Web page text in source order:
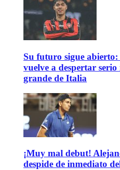
Su futuro sigue
vuelve a despertar serio
grande de Italia
¡Muy mal debut!
despide de inmediato